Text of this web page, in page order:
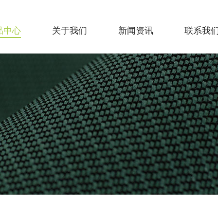
中心 关于我们 新闻资讯 联系我